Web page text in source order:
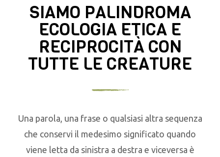
SIAMO PALINDROMA
ECOLOGIA ETICA E
RECIPROCITÀ CON
TUTTE LE CREATURE
Una parola, una frase o qualsiasi altra sequenza
che conservi il medesimo significato quando
viene letta da sinistra a destra e viceversa è